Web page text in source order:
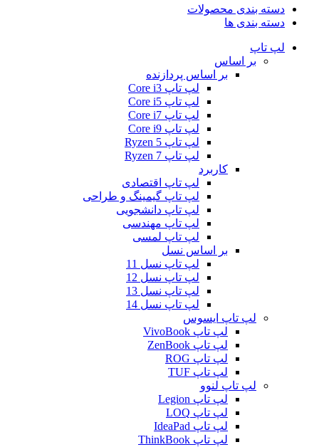
دسته بندی محصولات
دسته بندی ها
لپ تاپ
بر اساس
بر اساس پردازنده
لپ تاپ Core i3
لپ تاپ Core i5
لپ تاپ Core i7
لپ تاپ Core i9
لپ تاپ Ryzen 5
لپ تاپ Ryzen 7
کاربرد
لپ تاپ اقتصادی
لپ تاپ گیمینگ و طراحی
لپ تاپ دانشجویی
لپ تاپ مهندسی
لپ تاپ لمسی
بر اساس نسل
لپ تاپ نسل 11
لپ تاپ نسل 12
لپ تاپ نسل 13
لپ تاپ نسل 14
لپ تاپ ایسوس
لپ تاپ VivoBook
لپ تاپ ZenBook
لپ تاپ ROG
لپ تاپ TUF
لپ تاپ لنوو
لپ تاپ Legion
لپ تاپ LOQ
لپ تاپ IdeaPad
لپ تاپ ThinkBook